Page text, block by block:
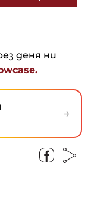
деня ни
→